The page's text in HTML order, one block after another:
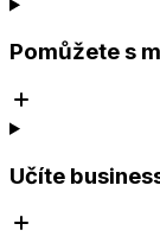
Pomůžete s
Učíte